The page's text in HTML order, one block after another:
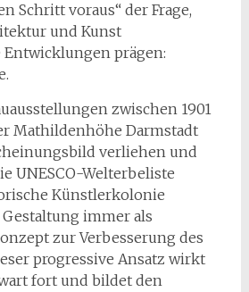
Schritt voraus“ der Frage,
und Kunst
prägen:
zwischen 1901
Mathildenhöhe Darmstadt
verliehen und
UNESCO-Welterbeliste
Künstlerkolonie
immer als
zur Verbesserung des
progressive Ansatz wirkt
fort und bildet den